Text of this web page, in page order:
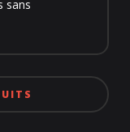
sans